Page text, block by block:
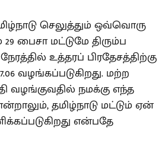
செலுத்தும் ஒவ்வொரு
பைசா மட்டுமே திரும்ப
உத்தரப் பிரதேசத்திற்கு
வழங்கப்படுகிறது. மற்ற
வழங்குவதில் நமக்கு எந்த
தமிழ்நாடு மட்டும் ஏன்
என்பதே